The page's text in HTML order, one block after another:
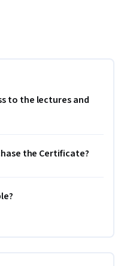
to the lectures and
the Certificate?